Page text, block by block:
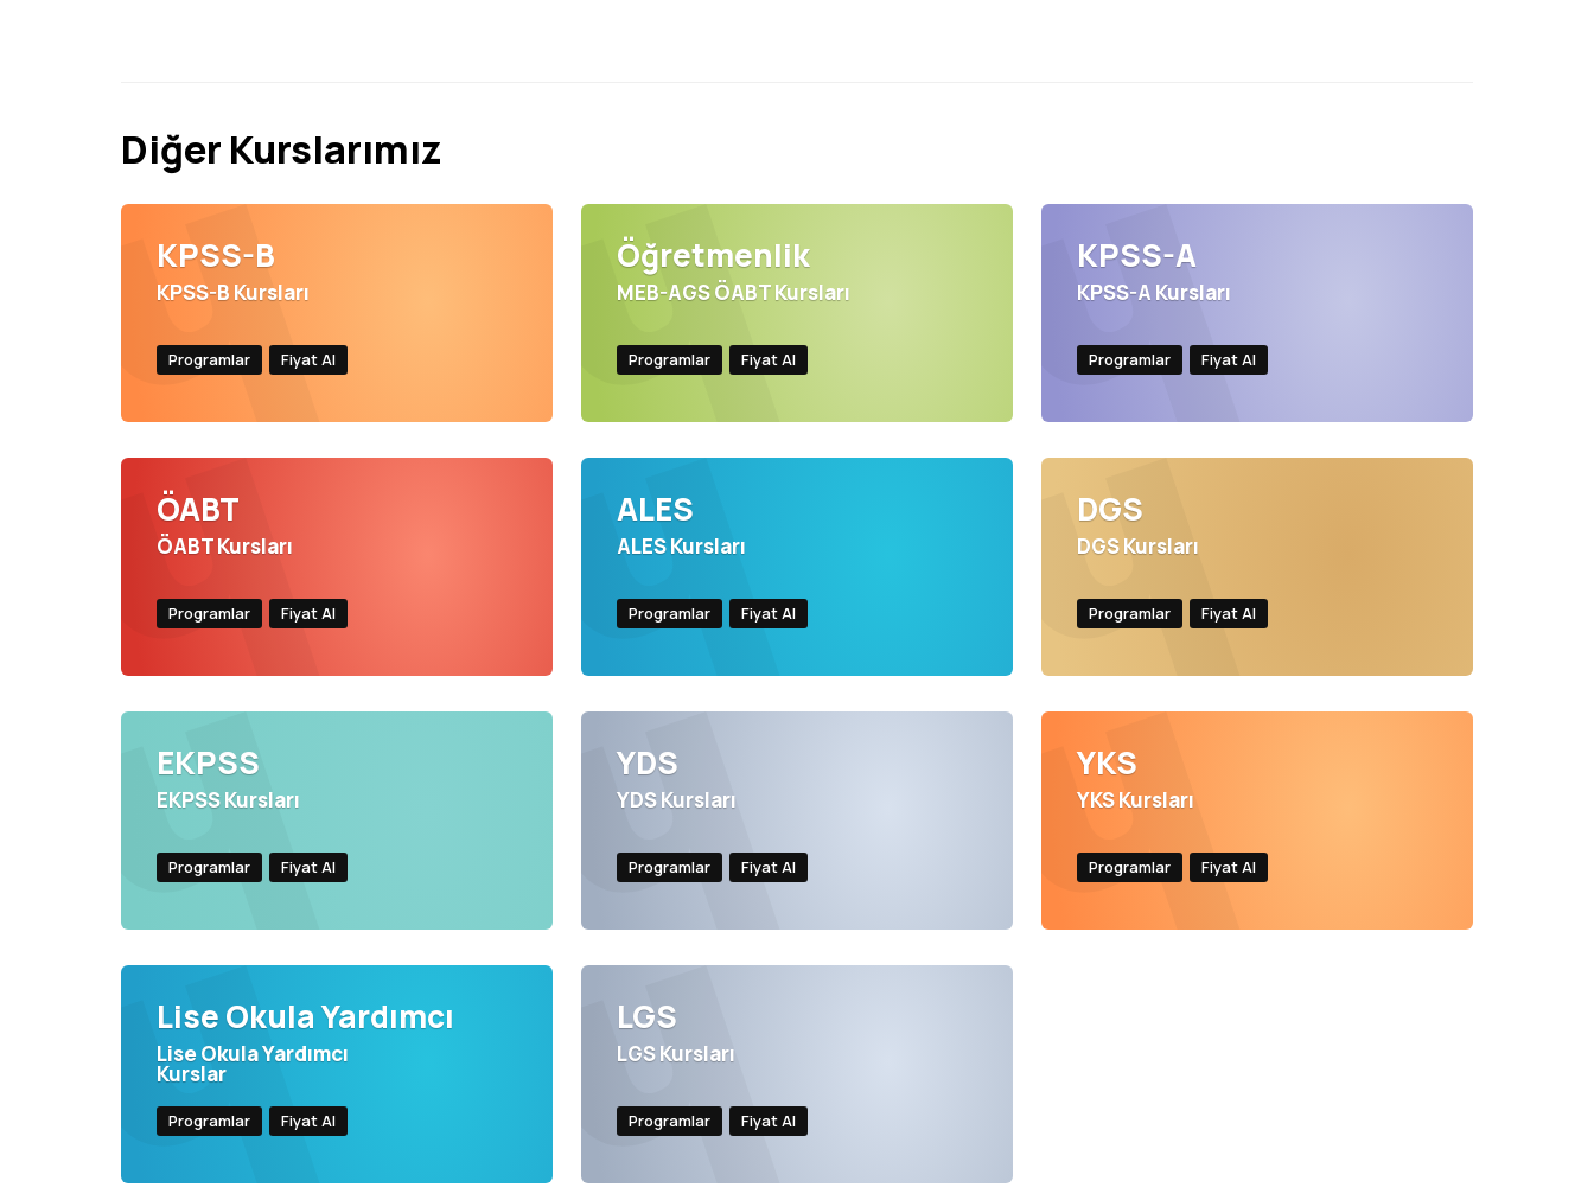
Diğer Kurslarımız
KPSS-B
KPSS-B Kursları
Programlar Fiyat Al
Öğretmenlik
MEB-AGS ÖABT Kursları
Programlar Fiyat Al
KPSS-A
KPSS-A Kursları
Programlar Fiyat Al
ÖABT
ÖABT Kursları
Programlar Fiyat Al
ALES
ALES Kursları
Programlar Fiyat Al
DGS
DGS Kursları
Programlar Fiyat Al
EKPSS
EKPSS Kursları
Programlar Fiyat Al
YDS
YDS Kursları
Programlar Fiyat Al
YKS
YKS Kursları
Programlar Fiyat Al
Lise Okula Yardımcı
Lise Okula Yardımcı
Kurslar
Programlar Fiyat Al
LGS
LGS Kursları
Programlar Fiyat Al